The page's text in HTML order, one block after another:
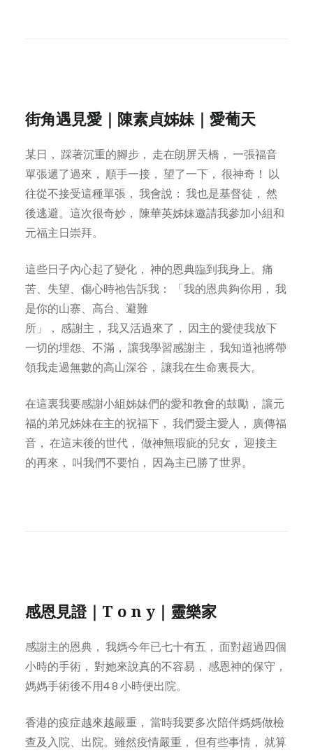
街角遇見愛｜陳素貞姊妹｜愛葡天
某日， 踩著沉重的腳步， 走在朗屏天橋， 一張福音
單張遞了過來， 順手一接， 望了一下， 很神奇！ 以
往從不接受這種單張， 我會說： 我也是基督徒， 然
後逃避。這次很奇妙， 陳華英姊妹邀請我參加小組和
元福主日崇拜。
這些日子內心起了變化， 神的恩典臨到我身上。痛
苦、失望、傷心時祂告訴我： 「我的恩典夠你用， 我
是你的山寨、高台、避難
所」， 感謝主， 我又活過來了， 因主的愛使我放下
一切的埋怨、不滿， 讓我學習感謝主， 我知道祂將帶
領我走過無數的高山深谷， 讓我在生命裏長大。
在這裏我要感謝小組姊妹們的愛和教會的鼓勵， 讓元
福的弟兄姊妹在主的祝福下， 我們愛主愛人， 廣傳福
音， 在這末後的世代， 做神無瑕疵的兒女， 迎接主
的再來， 叫我們不要怕， 因為主已勝了世界。
感恩見證｜T o n y｜靈樂家
感謝主的恩典， 我媽今年已七十有五， 面對超過四個
小時的手術， 對她來說真的不容易， 感恩神的保守，
媽媽手術後不用4 8 小時便出院。
香港的疫症越來越嚴重， 當時我要多次陪伴媽媽做檢
查及入院、出院。雖然疫情嚴重， 但有些事情， 就算